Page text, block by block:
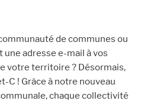
de communes ou
adresse e-mail à vos
votre territoire ? Désormais,
C ! Grâce à notre nouveau
chaque collectivité